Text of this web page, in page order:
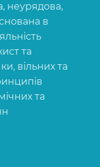
неурядова,
в
та
вільних та
та